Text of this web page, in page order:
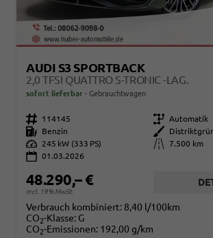
AUDI S3 SPORTBACK
2,0 TFSI QUATTRO S-TRONIC -LAG.
sofort lieferbar Gebrauchtwagen
Fahrzeugnr. 114145 Getriebe Automatik
Kraftstoff
Benzin Außenfarbe
Leistung
245 kW (333 PS) Kilometerstand
7.500 km
01.03.2026
48.290,– €
incl. 19% MwSt.
Verbrauch kombiniert: 8,40 l/100km
CO2-Klasse: G
CO2-Emissionen: 192,00 g/km